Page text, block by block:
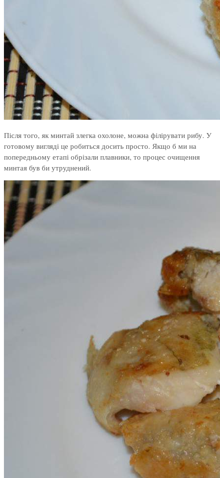
Після того, як минтай злегка охолоне, можна філірувати рибу. У
готовому вигляді це робиться досить просто. Якщо б ми на
попередньому етапі обрізали плавники, то процес очищення
минтая був би утруднений.